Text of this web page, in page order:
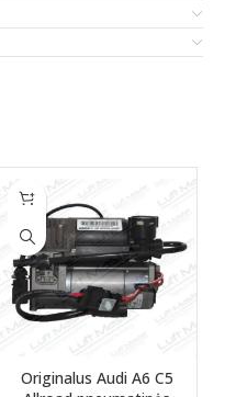
Originalus Audi A6 C5